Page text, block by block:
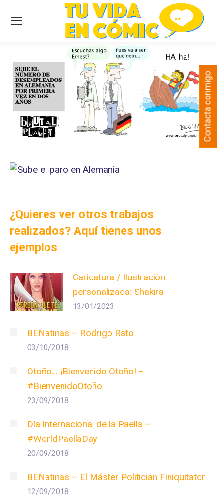
¿Quieres ver otros trabajos
realizados? Aquí tienes unos
ejemplos
Caricatura / Ilustración
personalizada: Shakira
13/01/2023
BENatinas – Rodrigo Rato
03/10/2018
Otoño… ¡Bienvenido Otoño! –
#BienvenidoOtoño
23/09/2018
Día internacional de la Paella –
#WorldPaellaDay
20/09/2018
BENatinas – El Máster Politician Finiquitator
12/09/2018
Contacta conmigo